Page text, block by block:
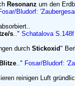
Resonanz um den
Bludorf:
s.." Schatalova S.148f
durch Stickoxid"
.." Fosar/Bludorf:
reinigen Luft